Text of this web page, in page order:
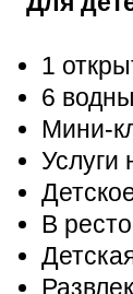
1
6
Мини-
Услуги
В